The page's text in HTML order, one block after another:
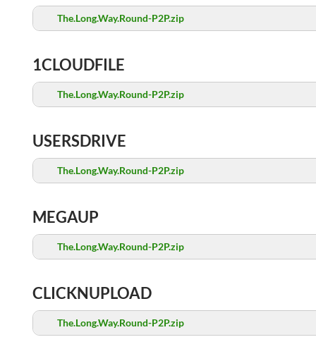
The.Long.Way.Round-P2P.zip
1CLOUDFILE
The.Long.Way.Round-P2P.zip
USERSDRIVE
The.Long.Way.Round-P2P.zip
MEGAUP
The.Long.Way.Round-P2P.zip
CLICKNUPLOAD
The.Long.Way.Round-P2P.zip